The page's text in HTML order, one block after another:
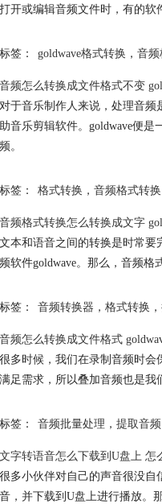
打开或编辑音频文件时，有的软
标签： goldwave格式转换 ，音频
音频怎么转换成文件格式不变
对于音乐制作人来说，处理音
助音乐剪辑软件。goldwave便
频。
标签： 格式转换 ，音频格式转换
音频格式转换怎么转换成文字
文本和语音之间的转换是时常
频软件goldwave。那么，音频格
标签： 音频转换器 ，格式转换 ，
音频怎么转换成文件格式
很多时候，我们在录制音频时
满足需求，所以叠加音频也是我
标签： 音频批量处理 ，提取音频
文字转语音怎么下载到U盘上 怎
很多小伙伴对自己的声音很没
音，并下载到U盘上进行播放。